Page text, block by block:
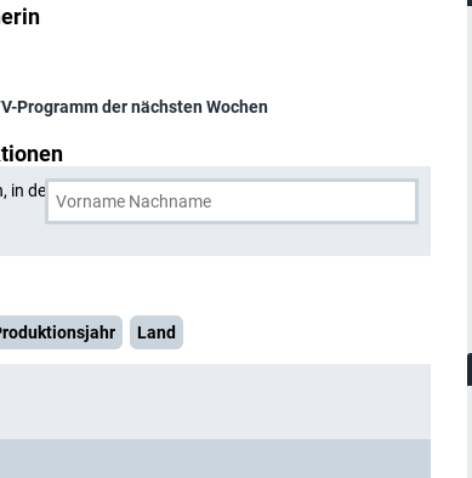
Programm der nächsten Wochen
in denen Laura Bailey
Land